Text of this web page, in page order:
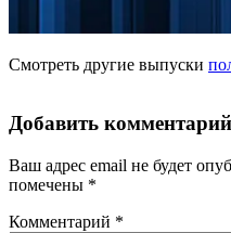
Смотреть другие выпуски
Добавить комментарий
Ваш адрес email не будет
помечены *
Комментарий *